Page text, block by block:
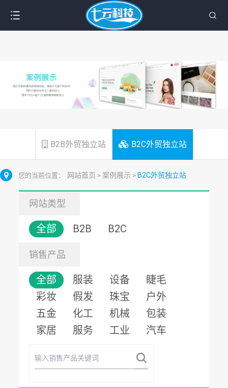
B2B外贸独立站 B2C外贸独立站
您的当前位置： 网站首页 > 案例展示 > B2C外贸独立站
网站类型
全部 B2B B2C
销售产品
全部 服装 设备
睫毛
彩妆
假发 珠宝
户外
五金
化工 机械
包装
家居
服务 工业 汽车